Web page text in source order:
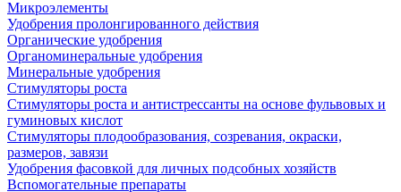
Микроэлементы
Удобрения пролонгированного действия
Органические удобрения
Органоминеральные удобрения
Минеральные удобрения
Стимуляторы роста
Стимуляторы роста и антистрессанты на основе фульвовых и
гуминовых кислот
Стимуляторы плодообразования, созревания, окраски,
размеров, завязи
Удобрения фасовкой для личных подсобных хозяйств
Вспомогательные препараты